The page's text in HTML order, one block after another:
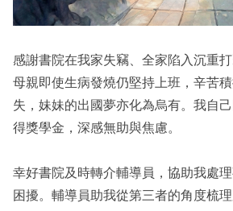
感謝書院在我家失竊、全家陷入沉重
母親即使生病發燒仍堅持上班，辛苦
失，妹妹的出國夢亦化為烏有。我自
得獎學金，深感無助與焦慮。
幸好書院及時轉介輔導員，協助我處
困擾。輔導員助我從第三者的角度梳